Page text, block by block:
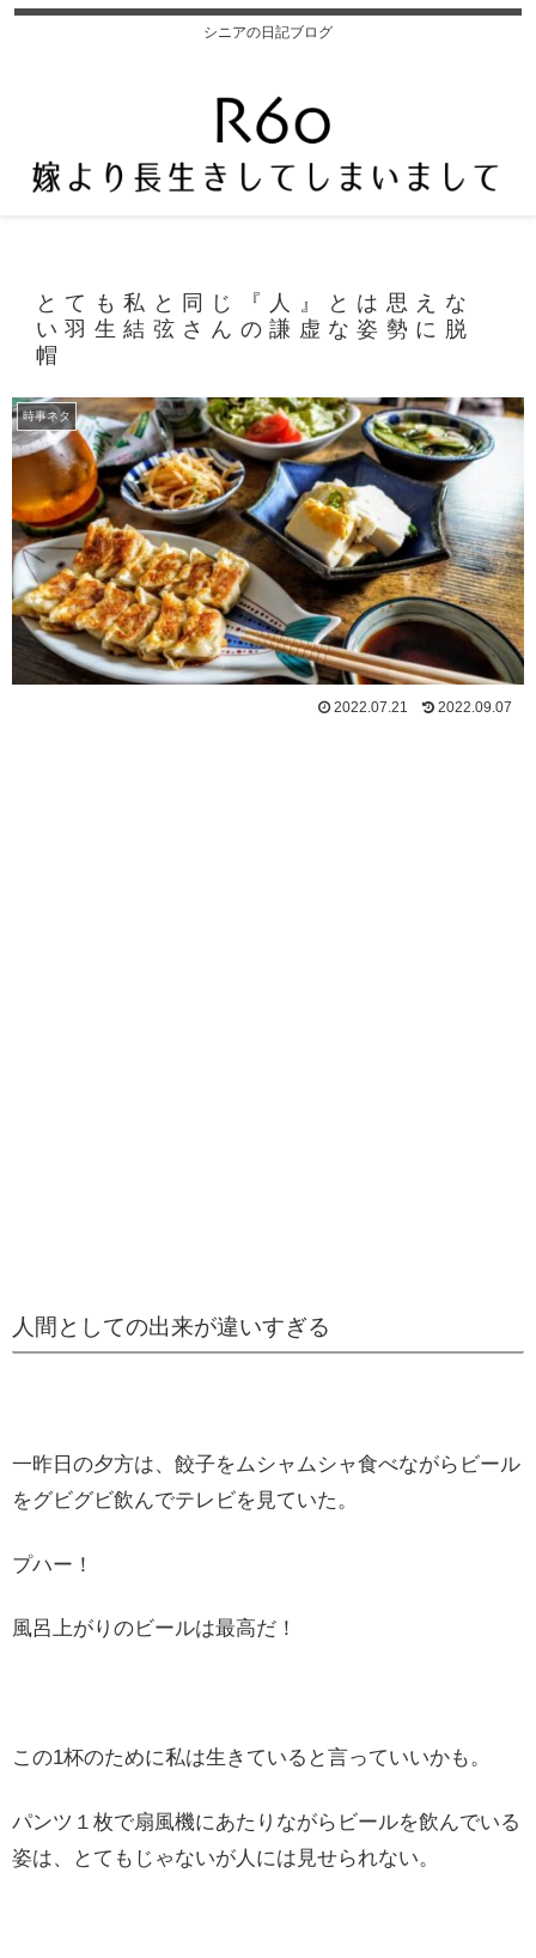
シニアの日記ブログ
とても私と同じ『人』とは思えな
い羽生結弦さんの謙虚な姿勢に脱
帽
時事ネタ
2022.07.21 2022.09.07
人間としての出来が違いすぎる
一昨日の夕方は、餃子をムシャムシャ食べながらビール
をグビグビ飲んでテレビを見ていた。
プハー！
風呂上がりのビールは最高だ！
この1杯のために私は生きていると言っていいかも。
パンツ１枚で扇風機にあたりながらビールを飲んでいる
姿は、とてもじゃないが人には見せられない。